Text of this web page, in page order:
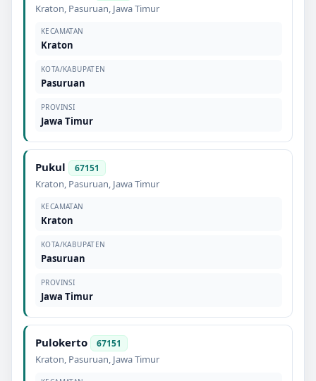
Kraton, Pasuruan, Jawa Timur
KECAMATAN
Kraton
KOTA/KABUPATEN
Pasuruan
PROVINSI
Jawa Timur
Pukul 67151
Kraton, Pasuruan, Jawa Timur
KECAMATAN
Kraton
KOTA/KABUPATEN
Pasuruan
PROVINSI
Jawa Timur
Pulokerto 67151
Kraton, Pasuruan, Jawa Timur